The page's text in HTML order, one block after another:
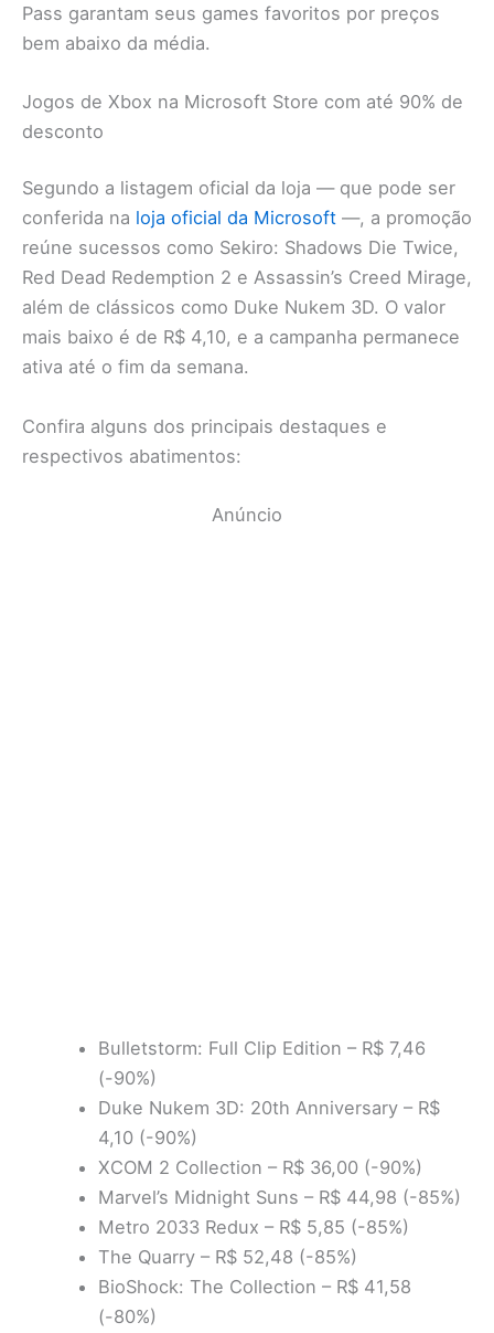
Pass garantam seus games favoritos por preços
bem abaixo da média.
Jogos de Xbox na Microsoft Store com até 90% de
desconto
Segundo a listagem oficial da loja — que pode ser
conferida na loja oficial da Microsoft —, a promoção
reúne sucessos como Sekiro: Shadows Die Twice,
Red Dead Redemption 2 e Assassin’s Creed Mirage,
além de clássicos como Duke Nukem 3D. O valor
mais baixo é de R$ 4,10, e a campanha permanece
ativa até o fim da semana.
Confira alguns dos principais destaques e
respectivos abatimentos:
Anúncio
Bulletstorm: Full Clip Edition – R$ 7,46
(-90%)
Duke Nukem 3D: 20th Anniversary – R$
4,10 (-90%)
XCOM 2 Collection – R$ 36,00 (-90%)
Marvel’s Midnight Suns – R$ 44,98 (-85%)
Metro 2033 Redux – R$ 5,85 (-85%)
The Quarry – R$ 52,48 (-85%)
BioShock: The Collection – R$ 41,58
(-80%)